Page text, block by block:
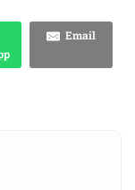
Email